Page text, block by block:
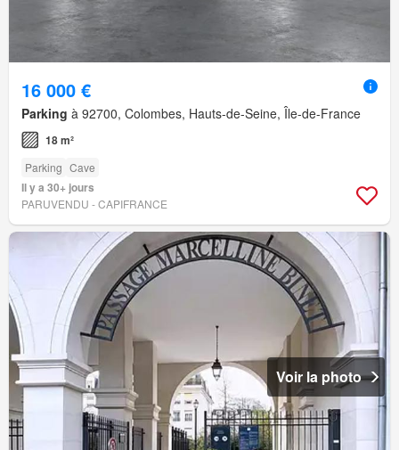
16 000 €
Parking à 92700, Colombes, Hauts-de-Seine, Île-de-France
18 m²
Parking Cave
Il y a 30+ jours
PARUVENDU - CAPIFRANCE
Voir la photo